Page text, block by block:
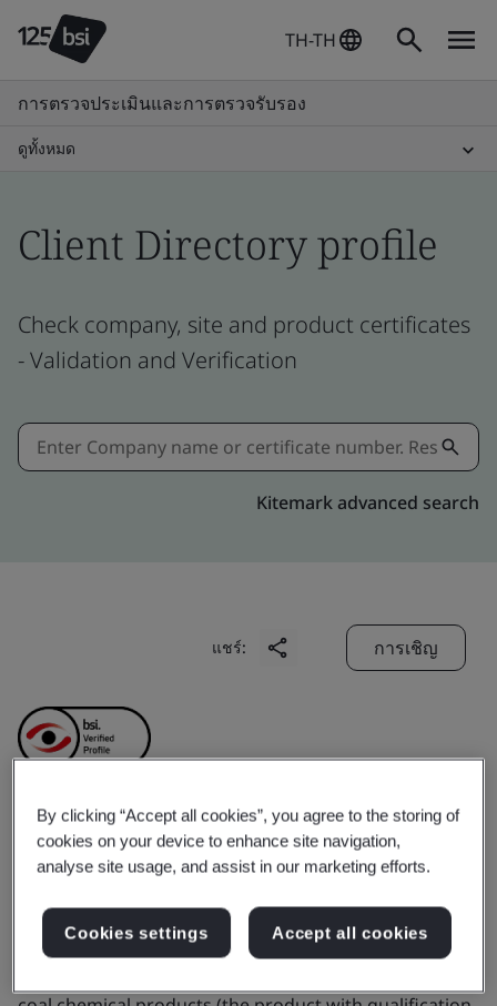
TH-TH
การตรวจประเมินและการตรวจรับรอง
ดูทั้งหมด
Client Directory profile
Check company, site and product certificates
- Validation and Verification
Kitemark advanced search
แชร์: การเชิญ
Baosteel Chemical
Zhanjiang Co.,Ltd.
By clicking “Accept all cookies”, you agree to the storing of
cookies on your device to enhance site navigation,
analyse site usage, and assist in our marketing efforts.
Cookies settings Accept all cookies